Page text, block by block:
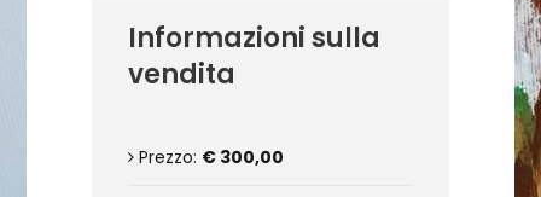
Informazioni sulla
vendita
Prezzo: € 300,00